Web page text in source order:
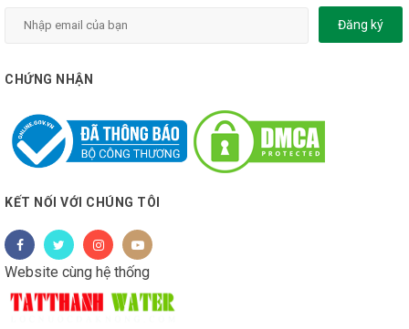
Đăng ký
CHỨNG NHẬN
KẾT NỐI VỚI CHÚNG TÔI
Website cùng hệ thống